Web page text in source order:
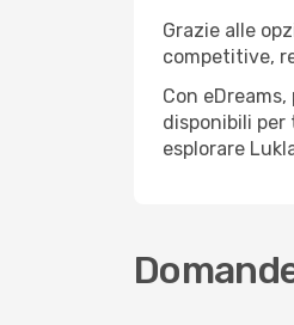
Grazie alle
competitive,
Con
disponibili per
esplorare